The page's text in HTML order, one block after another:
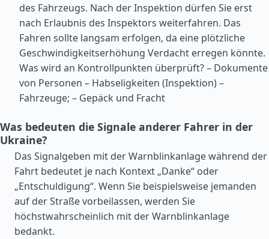
des Fahrzeugs. Nach der Inspektion dürfen Sie erst
nach Erlaubnis des Inspektors weiterfahren. Das
Fahren sollte langsam erfolgen, da eine plötzliche
Geschwindigkeitserhöhung Verdacht erregen könnte.
Was wird an Kontrollpunkten überprüft? – Dokumente
von Personen – Habseligkeiten (Inspektion) –
Fahrzeuge; – Gepäck und Fracht
Was bedeuten die Signale anderer Fahrer in der
Ukraine?
Das Signalgeben mit der Warnblinkanlage während der
Fahrt bedeutet je nach Kontext „Danke“ oder
„Entschuldigung“. Wenn Sie beispielsweise jemanden
auf der Straße vorbeilassen, werden Sie
höchstwahrscheinlich mit der Warnblinkanlage
bedankt.